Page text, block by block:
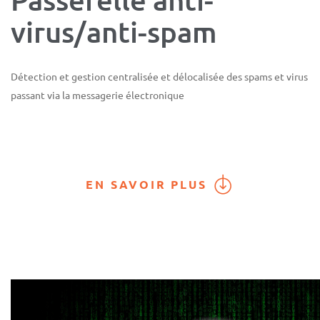
virus/anti-spam
Détection et gestion centralisée et délocalisée des spams et virus
passant via la messagerie électronique
EN SAVOIR PLUS